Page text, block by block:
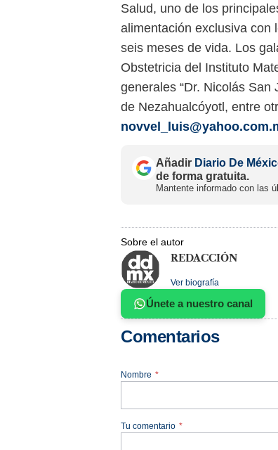
Salud, uno de los
alimentación exclusiva con
seis meses de vida. Los
Obstetricia del Instituto
generales “Dr. Nicolás San
de Nezahualcóyotl, entre
Añadir Diario De
de forma gratuita.
Mantente informado con las
Sobre el autor
REDACCIÓN
Ver biografía
Únete a nuestro canal
Comentarios
Nombre *
Tu comentario *